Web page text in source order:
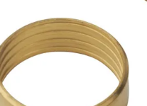
Klikk &